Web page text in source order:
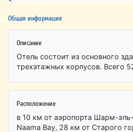
Общая информация
Описание
Отель состоит из основного
трехэтажных корпусов. Всего
Расположение
в 10 км от аэропорта Шарм-
Naama Bay, 28 км от Старого